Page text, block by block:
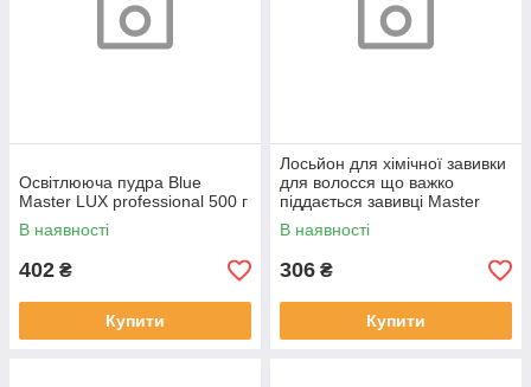
Освітлююча пудра Blue
Master LUX professional 500 г
В наявності
402 ₴
Купити
Лосьйон для хімічної завивки
для волосся що важко
піддається завивці Master
LUX professional 500 мл
В наявності
306 ₴
Купити